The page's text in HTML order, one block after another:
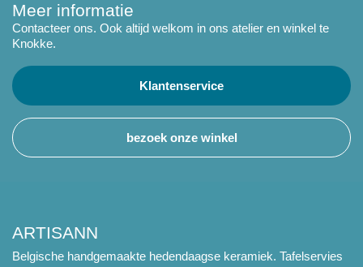
Meer informatie
Contacteer ons. Ook altijd welkom in ons atelier en winkel te
Knokke.
Klantenservice
bezoek onze winkel
ARTISANN
Belgische handgemaakte hedendaagse keramiek. Tafelservies